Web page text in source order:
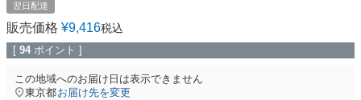
翌日配達
販売価格 ¥9,416税込
94 ポイント ]
この地域へのお届け日は表示できません
東京都お届け先を変更